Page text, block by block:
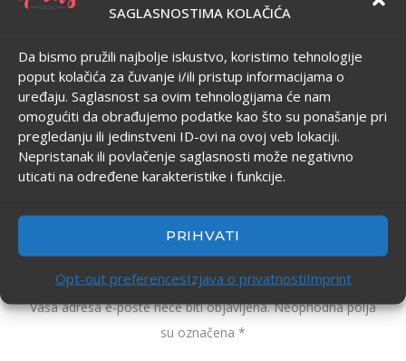
SAGLASNOSTIMA KOLAČIĆA
Da bismo pružili najbolje iskustvo, koristimo tehnologije
poput kolačića za čuvanje i/ili pristup informacijama o
uređaju. Saglasnost sa ovim tehnologijama će nam
omogućiti da obrađujemo podatke kao što su ponašanje pri
pregledanju ili jedinstveni ID-ovi na ovoj veb lokaciji.
Nepristanak ili povlačenje saglasnosti može negativno
uticati na određene karakteristike i funkcije.
PRIHVATI
Opt-out preferencesIzjava o privatnostiImprint
0
0 LIKES
Ostavite odgovor
Vaša adresa e-pošte neće biti objavljena. Neophodna polja
su označena *